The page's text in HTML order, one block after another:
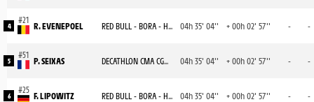
4 R. EVENEPOEL RED BULL - BORA - HANSGROHE 04h 35' 04'' + 00h 02' 57'' - -
5 P. SEIXAS DECATHLON CMA CGM TEAM 04h 35' 04'' + 00h 02' 57'' - -
6 F. LIPOWITZ RED BULL - BORA - HANSGROHE 04h 35' 04'' + 00h 02' 57'' - -